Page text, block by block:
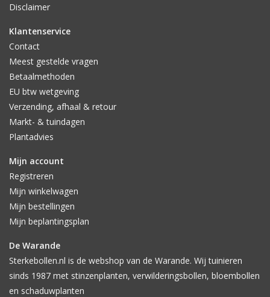
Disclaimer
Klantenservice
Contact
Meest gestelde vragen
Betaalmethoden
EU btw wetgeving
Verzending, afhaal & retour
Markt- & tuindagen
Plantadvies
Mijn account
Registreren
Mijn winkelwagen
Mijn bestellingen
Mijn beplantingsplan
De Warande
Sterkebollen.nl is de webshop van de Warande. Wij tuinieren
sinds 1987 met stinzenplanten, verwilderingsbollen, bloembollen
en schaduwplanten